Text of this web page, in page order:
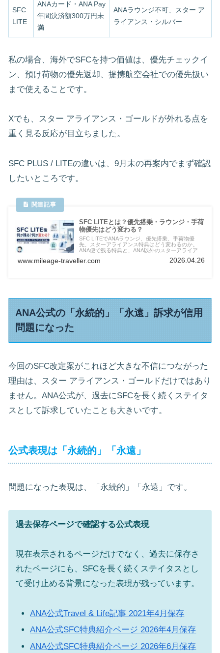
SFC
LITE
ANAカード・ANA Pay
年間決済額300万円未
満
ANAラウンジ不可、スター ア
ライアンス・シルバー
私の場合、海外でSFCを持つ価値は、優先チェックイ
ン、預け荷物の優先返却、提携航空会社での優先扱い
まで使えることです。
Xでも、スター アライアンス・ゴールドが外れる点を
重く見る反応が目立ちました。
SFC PLUS / LITEの違いは、9月末の再案内でまず確認
したいところです。
SFC LITEとは？優先搭乗・ラウンジ・手荷
物優先はどう変わる？
SFC LITEでANAラウンジ、優先搭乗、手荷物優
先、スターアライアンス特典はどう変わるのか。
ANA便で残る特典と、ANA以外のスターアライアン
www.mileage-traveller.com 2026.04.26
ANA公式の「永続的」「永遠」訴求が信用
問題になった
今回のSFC改定案がこれほど大きな不信につながった
理由は、スター アライアンス・ゴールドだけではあり
ません。ANA公式が、過去にSFCを長く続くステイタ
スとして訴求していたことも大きいです。
公式表現は「永続的」「永遠」
問題になった表現は、「永続的」「永遠」です。
過去保存ページで確認する公式表現
現在表示されるページだけでなく、過去に保存さ
れたページにも、SFCを長く続くステイタスとし
て受け止める背景になった表現が残っています。
ANA公式Travel & Life記事 2021年4月保存
ANA公式SFC特典紹介ページ 2026年4月保存
ANA公式SFC特典紹介ページ 2026年6月保存